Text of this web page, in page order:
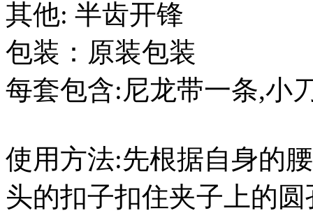
其他: 半齿开锋
包装：原装包装
每套包含:尼龙带一条,小
使用方法:先根据自身的
头的扣子扣住夹子上的圆